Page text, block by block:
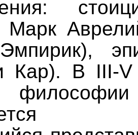
Марк
Кар). В III-